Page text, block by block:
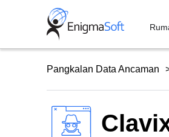
Pangkalan Data Ancaman